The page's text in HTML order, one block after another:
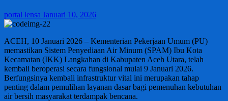
portal lensa Januari 10, 2026
ACEH, 10 Januari 2026 – Kementerian Pekerjaan Umum (PU)
memastikan Sistem Penyediaan Air Minum (SPAM) Ibu Kota
Kecamatan (IKK) Langkahan di Kabupaten Aceh Utara, telah
kembali beroperasi secara fungsional mulai 9 Januari 2026.
Berfungsinya kembali infrastruktur vital ini merupakan tahap
penting dalam pemulihan layanan dasar bagi pemenuhan kebutuhan
air bersih masyarakat terdampak bencana.